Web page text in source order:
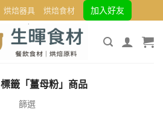
烘焙器具 烘焙食材 加入好友
標籤「薑母粉」商品